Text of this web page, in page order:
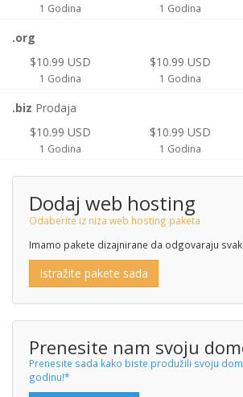
1 Godina 1 Godina
.org
$10.99 USD
1 Godina
$10.99 USD
1 Godina
.biz Prodaja
$10.99 USD
1 Godina
$10.99 USD
1 Godina
Dodaj web hosting
Odaberite iz niza web hosting paketa
Imamo pakete dizajnirane da odgovaraju
Istražite pakete sada
Prenesite nam svoju
Prenesite sada kako biste produžili svoju
godinu!*